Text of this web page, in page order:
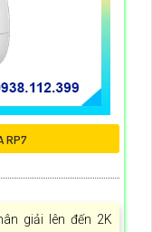
RP7
giải lên đến 2K